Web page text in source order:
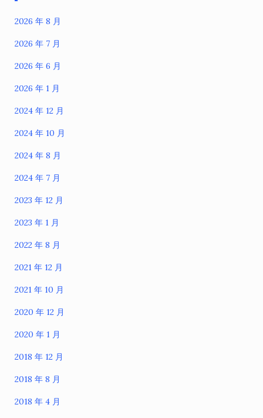
2026 年 8 月
2026 年 7 月
2026 年 6 月
2026 年 1 月
2024 年 12 月
2024 年 10 月
2024 年 8 月
2024 年 7 月
2023 年 12 月
2023 年 1 月
2022 年 8 月
2021 年 12 月
2021 年 10 月
2020 年 12 月
2020 年 1 月
2018 年 12 月
2018 年 8 月
2018 年 4 月